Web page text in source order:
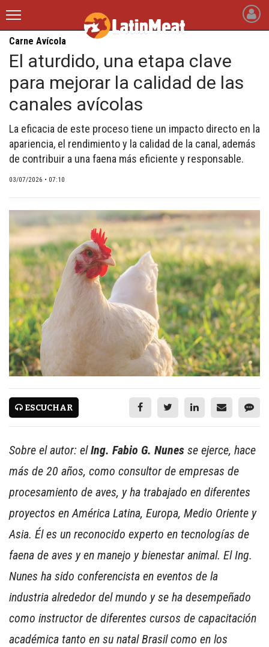
latinmeat
INICIO
NOTICIAS RECIENTES
QUIÉNES SOMOS
BLOGS
ARTÍCULOS
CARNE BOVINA
CARNE PORCINA
CARNE AVÍCOLA
CARNES CON VALOR AGREGADO
NOTICIAS
NUEVOS PRODUCTOS
EVENTOS Y CAPACITACIONES
MARKETPLACE
MEDIA KIT
ESPAÑOL
WWW.REDALIMENTARIA.COM
CONTÁCTENOS
AYUDA
Carne Avícola
El aturdido, una etapa clave
para mejorar la calidad de las
canales avícolas
La eficacia de este proceso tiene un impacto directo en la
apariencia, el rendimiento y la calidad de la canal, además
de contribuir a una faena más eficiente y responsable.
03/07/2026 • 07:10
ESCUCHAR
Sobre el autor: elIng. Fabio G. Nunes se ejerce, hace
más de 20 años, como consultor de empresas de
procesamiento de aves, y ha trabajado en diferentes
proyectos en América Latina, Europa, Medio Oriente y
Asia. Él es un reconocido experto en tecnologías de
faena de aves y en manejo y bienestar animal. El Ing.
Nunes ha sido conferencista en eventos de la
industria alrededor del mundo y se ha desempeñado
como instructor de diferentes cursos de capacitación
académica tanto en su natal Brasil como en los